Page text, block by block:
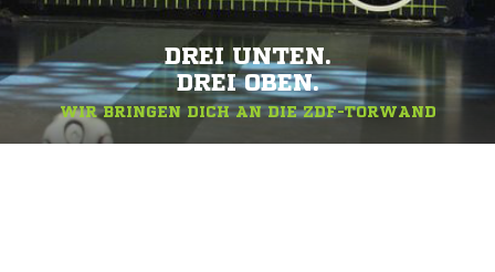
DREI UNTEN.
DREI OBEN.
WIR BRINGEN DICH AN DIE ZDF-TORWAND